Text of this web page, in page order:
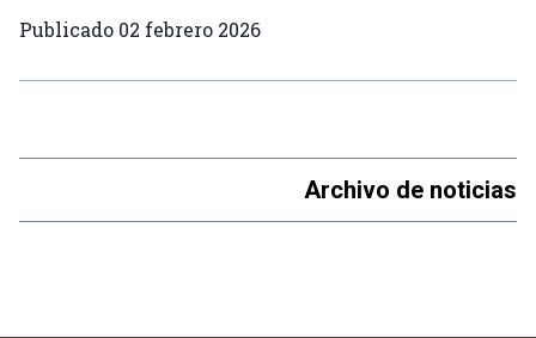
Publicado 02 febrero 2026
Archivo de noticias